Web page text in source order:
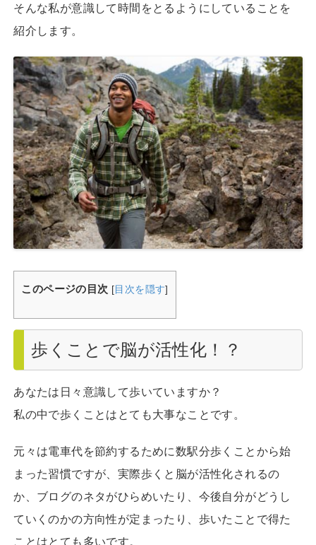
そんな私が意識して時間をとるようにしていることを
紹介します。
このページの目次 [ 目次を隠す]
歩くことで脳が活性化！？
あなたは日々意識して歩いていますか？
私の中で歩くことはとても大事なことです。
元々は電車代を節約するために数駅分歩くことから始
まった習慣ですが、実際歩くと脳が活性化されるの
か、ブログのネタがひらめいたり、今後自分がどうし
ていくのかの方向性が定まったり、歩いたことで得た
ことはとても多いです。